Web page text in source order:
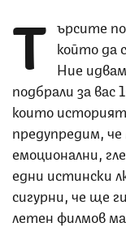
Т ърсите
който да
Ние
подбрали за
които
предупредим,
емоционални,
едни истински
сигурни, че ще
летен филмов